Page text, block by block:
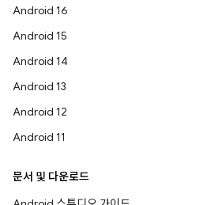
Android 16
Android 15
Android 14
Android 13
Android 12
Android 11
문서 및 다운로드